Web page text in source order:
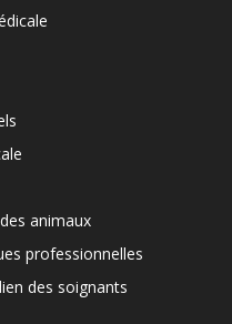
animaux
professionnelles
des soignants